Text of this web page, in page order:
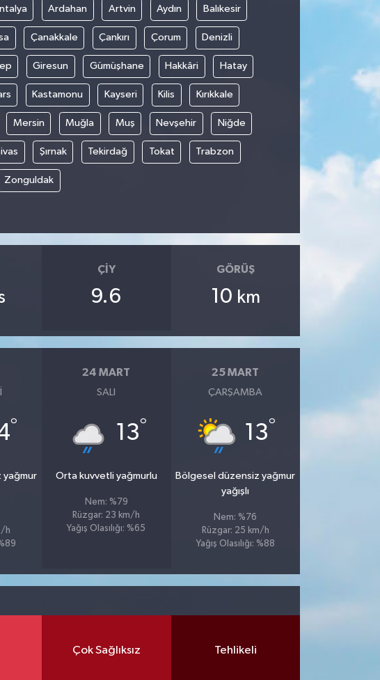
Ardahan Artvin Aydın Balıkesir
Çanakkale Çankırı Çorum Denizli
Giresun Gümüşhane Hakkâri Hatay
Kastamonu Kayseri Kilis Kırıkkale
Mersin Muğla Muş Nevşehir Niğde
Şırnak Tekirdağ Tokat Trabzon
Zonguldak
ÇIY
9.6
GÖRÜŞ
10 km
°
yağmur
h
24 MART
SALI
13°
Orta kuvvetli yağmurlu
Nem: %79
Rüzgar: 23 km/h
Yağış Olasılığı: %65
25 MART
ÇARŞAMBA
13°
Bölgesel düzensiz yağmur
yağışlı
Nem: %76
Rüzgar: 25 km/h
Yağış Olasılığı: %88
Çok Sağlıksız Tehlikeli